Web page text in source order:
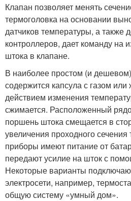
Клапан позволяет менять
термоголовка на основании
датчиков температуры, а также
контроллеров, дает команду на
штока в клапане.
В наиболее простом (и
содержится капсула с газом
действием изменения
сжимается. Расположенный
поршень штока смещается в
увеличения проходного
приборы имеют питание от
передают усилие на шток с
Некоторые варианты
электросети, например,
общую систему «умный дом».